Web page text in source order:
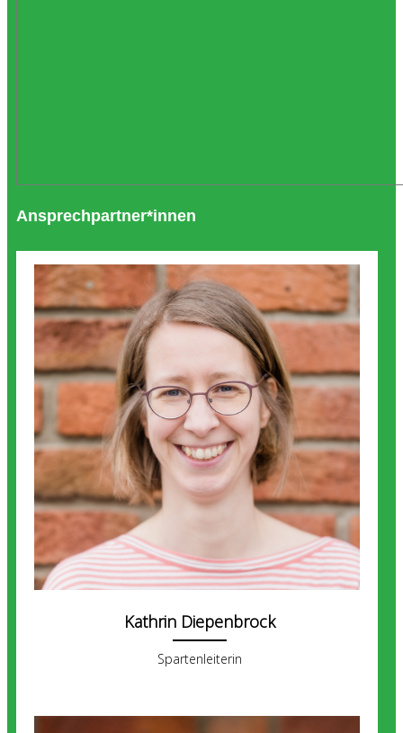
Ansprechpartner*innen
Kathrin Diepenbrock
Spartenleiterin